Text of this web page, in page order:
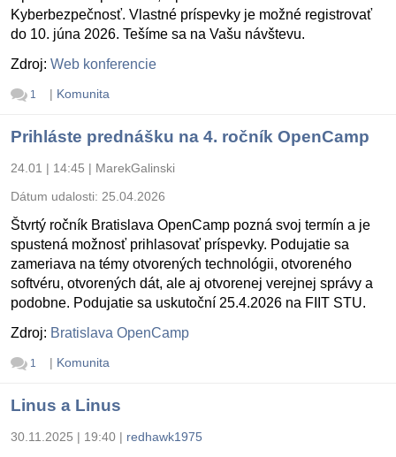
Kyberbezpečnosť. Vlastné príspevky je možné registrovať
do 10. júna 2026. Tešíme sa na Vašu návštevu.
Zdroj: Web konferencie
1 | Komunita
Prihláste prednášku na 4. ročník OpenCamp
24.01 | 14:45 | MarekGalinski
Dátum udalosti: 25.04.2026
Štvrtý ročník Bratislava OpenCamp pozná svoj termín a je
spustená možnosť prihlasovať príspevky. Podujatie sa
zameriava na témy otvorených technológii, otvoreného
softvéru, otvorených dát, ale aj otvorenej verejnej správy a
podobne. Podujatie sa uskutoční 25.4.2026 na FIIT STU.
Zdroj: Bratislava OpenCamp
1 | Komunita
Linus a Linus
30.11.2025 | 19:40 | redhawk1975